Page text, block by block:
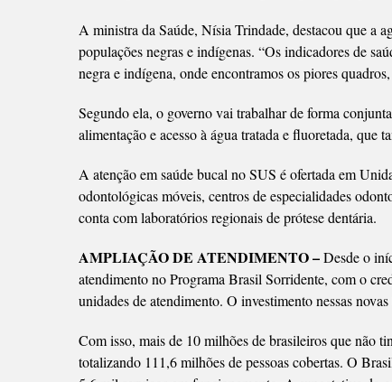
A ministra da Saúde, Nísia Trindade, destacou que a
populações negras e indígenas. “Os indicadores de
negra e indígena, onde encontramos os piores
Segundo ela, o governo vai trabalhar de forma
alimentação e acesso à água tratada e fluoretada, que
A atenção em saúde bucal no SUS é ofertada em
odontológicas móveis, centros de especialidades
conta com laboratórios regionais de prótese dentária.
AMPLIAÇÃO DE ATENDIMENTO –Desde o
atendimento no Programa Brasil Sorridente, com o
unidades de atendimento. O investimento nessas
Com isso, mais de 10 milhões de brasileiros que não
totalizando 111,6 milhões de pessoas cobertas. O